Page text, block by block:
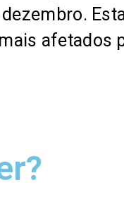
afetados